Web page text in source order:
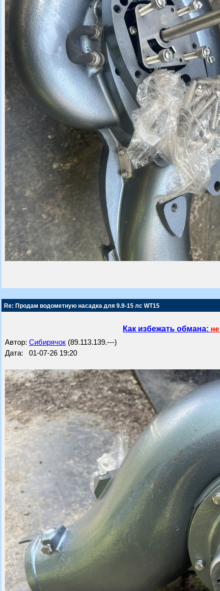
Re: Продам водометную насадка для 9.9-15 лс WT15
Как избежать обмана:
Автор: Сибирячок (89.113.139.---)
Дата: 01-07-26 19:20